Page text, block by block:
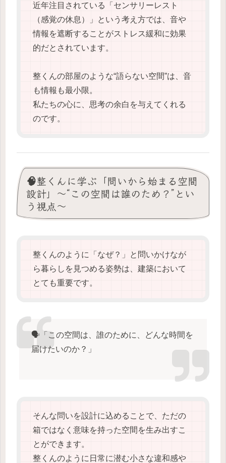
近年注目されている「センサリーレスト
（感覚の休息）」という考え方では、音や
情報を遮断することがストレス緩和に効果
的だとされています。
整くんの部屋のような“語らない空間”は、音
も情報も最小限。
私たちの心に、思考の余白を与えてくれる
のです。
🧠整くんに学ぶ「問いから始まる空間
設計」〜“この空間は誰のため？”とい
う視点〜
整くんのように「なぜ？」と問いかけなが
ら暮らしを見つめる姿勢は、建築において
とても重要です。
🗣️「この空間は、誰のために、どんな時間を
届けたいのか？」
そんな問いを設計に込めることで、ただの
箱ではなく意味を持った空間を生み出すこ
とができます。
整くんのように日常に潜む小さな違和感や